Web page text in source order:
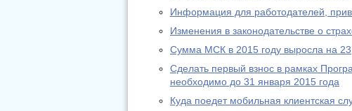
Информация для работодателей,
Изменения в законодательстве о
Сумма МСК в 2015 году выросла на
Сделать первый взнос в рамках
необходимо до 31 января 2015 года
Куда поедет мобильная клиентская